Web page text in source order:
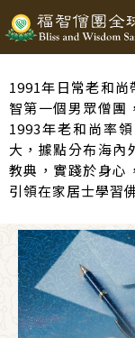
1991年日常老和
智第一個男眾僧團
1993年老和尚率
大，據點分布海內
教典，實踐於身心
引領在家居士學習